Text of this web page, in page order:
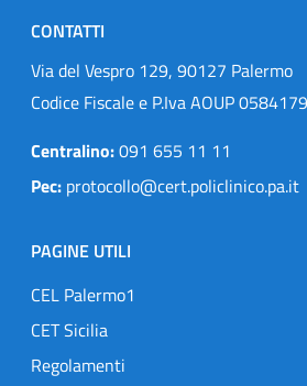
CONTATTI
Via del Vespro 129, 90127 Palermo
Codice Fiscale e P.Iva AOUP
Centralino:091 655 11 11
Pec: protocollo@cert.policlinico.pa.it
PAGINE UTILI
CEL Palermo1
CET Sicilia
Regolamenti